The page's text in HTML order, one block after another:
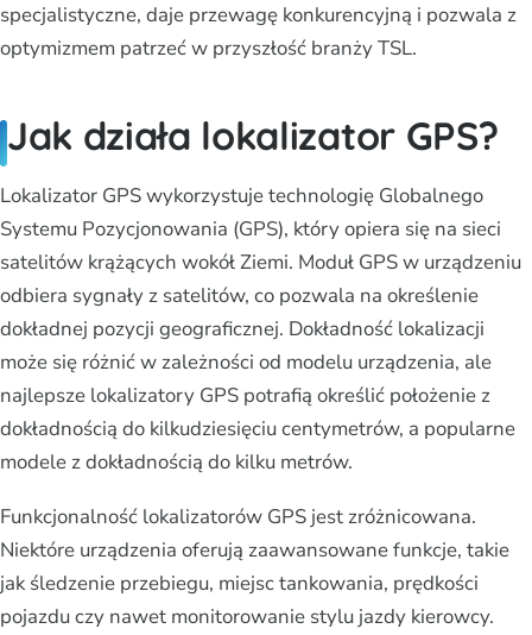
specjalistyczne, daje przewagę konkurencyjną i pozwala z
optymizmem patrzeć w przyszłość branży TSL.
Jak działa lokalizator GPS?
Lokalizator GPS wykorzystuje technologię Globalnego
Systemu Pozycjonowania (GPS), który opiera się na sieci
satelitów krążących wokół Ziemi. Moduł GPS w urządzeniu
odbiera sygnały z satelitów, co pozwala na określenie
dokładnej pozycji geograficznej. Dokładność lokalizacji
może się różnić w zależności od modelu urządzenia, ale
najlepsze lokalizatory GPS potrafią określić położenie z
dokładnością do kilkudziesięciu centymetrów, a popularne
modele z dokładnością do kilku metrów.
Funkcjonalność lokalizatorów GPS jest zróżnicowana.
Niektóre urządzenia oferują zaawansowane funkcje, takie
jak śledzenie przebiegu, miejsc tankowania, prędkości
pojazdu czy nawet monitorowanie stylu jazdy kierowcy.